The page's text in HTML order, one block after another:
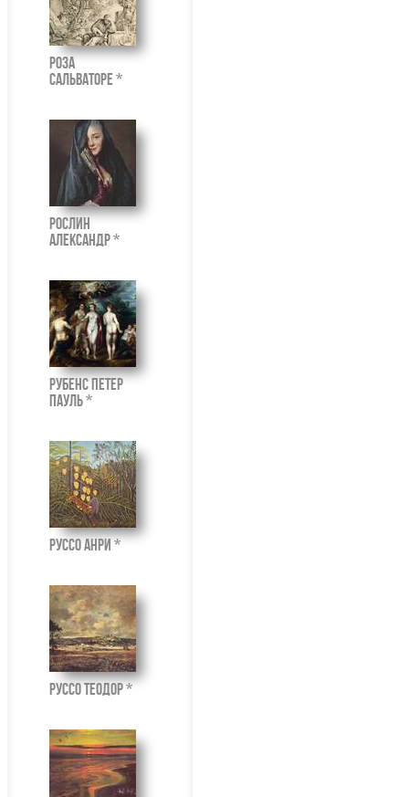
Роза
Сальваторе *
Рослин
Александр *
Рубенс Петер
Пауль *
Руссо Анри *
Руссо Теодор *